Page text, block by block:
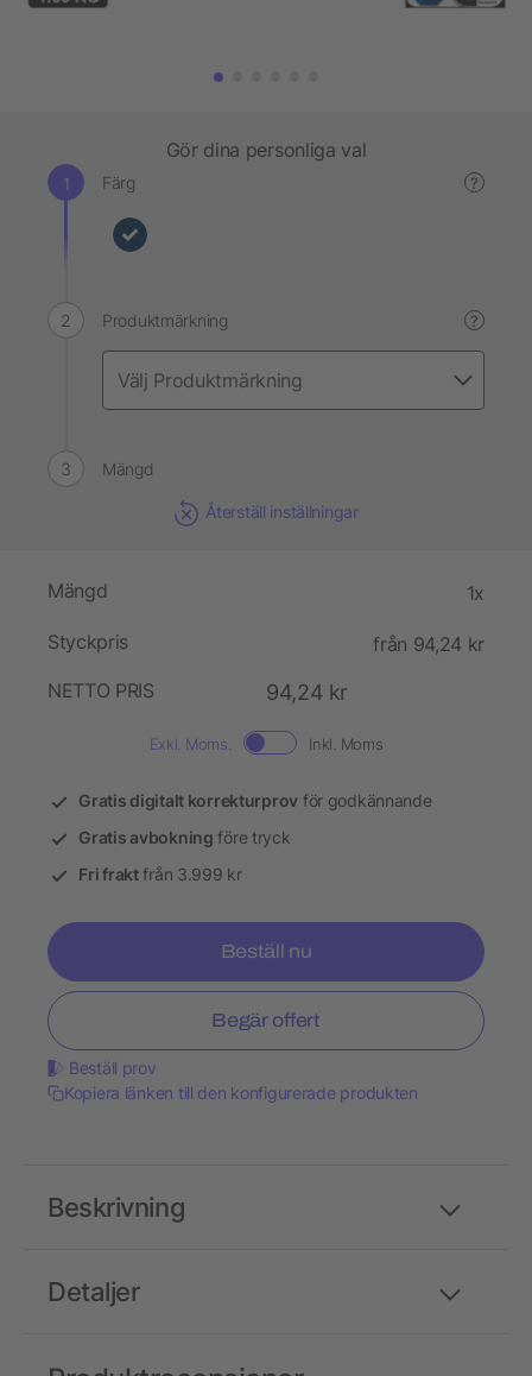
Gör dina personliga val
Färg ?
Produktmärkning ?
Mängd
Återställ inställningar
Mängd 1x
Styckpris
från 94,24 kr
NETTO PRIS
94,24 kr
Exkl. Moms. Inkl. Moms
Gratis digitalt korrekturprov för godkännande
Gratis avbokning före tryck
Fri fraktfrån 3.999 kr
Beställ nu
Begär offert
Beställ prov
Kopiera länken till den konfigurerade produkten
Detaljer
Beskrivning